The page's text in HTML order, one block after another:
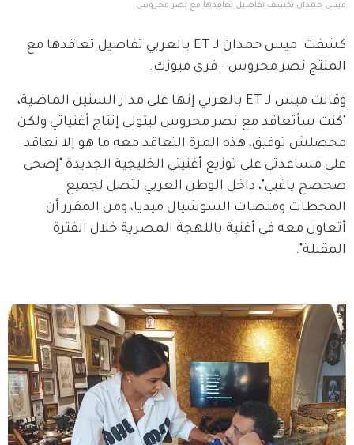
ميس حمدان تكشف تفاصيل تعاقدها مع نصر محروس
كشفت  ميس حمدان لـ ET بالعربي تفاصيل تعاقدها مع
المنتج نصر محروس - فري ميوزك.
وقالت ميس لـ ET بالعربي إنها على مدار السنين الماضية،
"كنت سأتعاقد مع نصر محروس ليتولى إنتاج أغنياتي ولكن
محصلش توفيق، هذه المرة التعاقد معه ما هو إلا تعاقد
على مساعدتي على توزيع أغنيتي الخليجية الجديدة "إصحى
صحصح ياغبي"، داخل الوطن العربي لتصل لجميع
المحطات ومنصات السوشيال ميديا، ومن المقرر أن
أتعاون معه في أغنية باللهجة المصرية خلال الفترة
المقبلة".